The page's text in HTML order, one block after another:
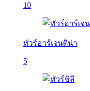
10
ทัวร์อาร์เจนติน่า
5